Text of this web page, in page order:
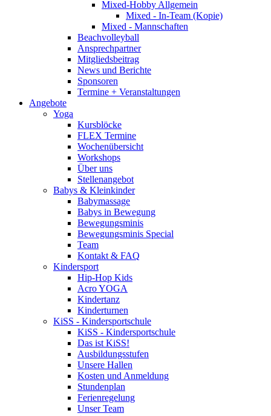
Mixed-Hobby Allgemein
Mixed - In-Team (Kopie)
Mixed - Mannschaften
Beachvolleyball
Ansprechpartner
Mitgliedsbeitrag
News und Berichte
Sponsoren
Termine + Veranstaltungen
Angebote
Yoga
Kursblöcke
FLEX Termine
Wochenübersicht
Workshops
Über uns
Stellenangebot
Babys & Kleinkinder
Babymassage
Babys in Bewegung
Bewegungsminis
Bewegungsminis Special
Team
Kontakt & FAQ
Kindersport
Hip-Hop Kids
Acro YOGA
Kindertanz
Kinderturnen
KiSS - Kindersportschule
KiSS - Kindersportschule
Das ist KiSS!
Ausbildungsstufen
Unsere Hallen
Kosten und Anmeldung
Stundenplan
Ferienregelung
Unser Team